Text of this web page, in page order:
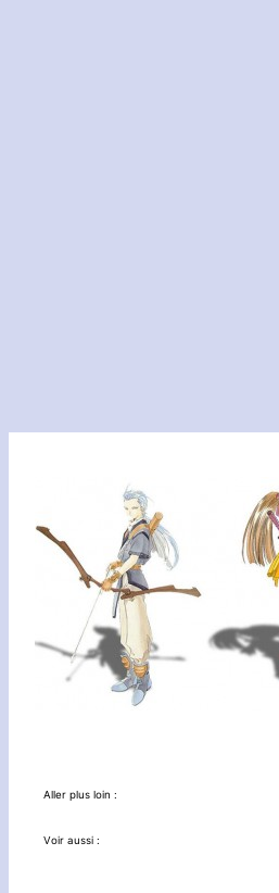
Aller plus loin :
Voir aussi :